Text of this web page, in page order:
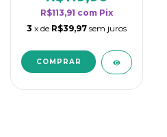
R$113,91 com Pix
3 x de R$39,97 sem juros